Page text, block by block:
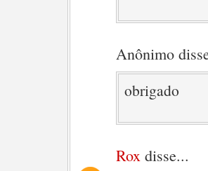
Anônimo
obrigado
Rox disse...